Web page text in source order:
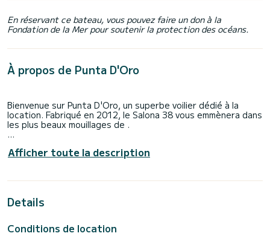
En réservant ce bateau, vous pouvez faire un don à la
Fondation de la Mer pour soutenir la protection des océans.
À propos de Punta D'Oro
Bienvenue sur Punta D'Oro, un superbe voilier dédié à la
location. Fabriqué en 2012, le Salona 38 vous emmènera dans
les plus beaux mouillages de .
de 12 mètres. Vous pourrez accueillir jusqu'à 6 personnes en
Pour votre confort, Punta D'Oro possède 1 toilette avec
automatique.
Afficher toute la description
Details
Conditions de location